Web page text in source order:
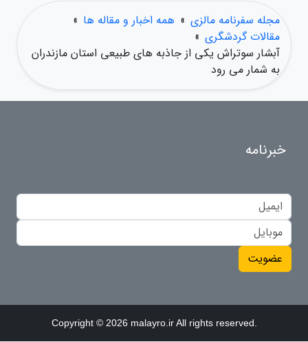
مجله سفرنامه مالزی » همه اخبار و مقاله ها »
مقالات گردشگری »
آبشار سوتراش یکی از جاذبه های طبیعی استان مازندران
به شمار می رود
خبرنامه
عضویت
Copyright © 2026 malayro.ir All rights reserved.